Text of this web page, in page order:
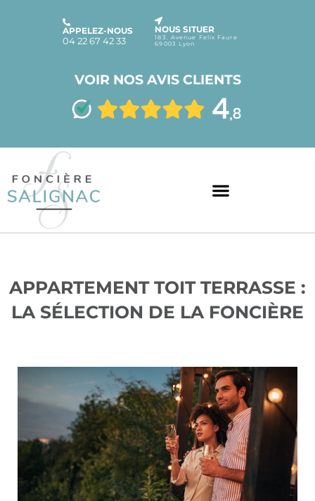
APPELEZ-NOUS
04 22 67 42 33
NOUS SITUER
183. Avenue Felix Faure
69003 Lyon
VOIR NOS AVIS CLIENTS
APPARTEMENT TOIT TERRASSE :
LA SÉLECTION DE LA FONCIÈRE